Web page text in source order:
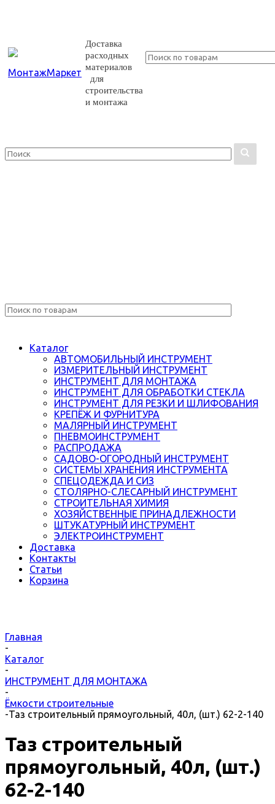
Доставка
расходных
материалов
для
строительства
и монтажа
Каталог
АВТОМОБИЛЬНЫЙ ИНСТРУМЕНТ
ИЗМЕРИТЕЛЬНЫЙ ИНСТРУМЕНТ
ИНСТРУМЕНТ ДЛЯ МОНТАЖА
ИНСТРУМЕНТ ДЛЯ ОБРАБОТКИ СТЕКЛА
ИНСТРУМЕНТ ДЛЯ РЕЗКИ И ШЛИФОВАНИЯ
КРЕПЁЖ И ФУРНИТУРА
МАЛЯРНЫЙ ИНСТРУМЕНТ
ПНЕВМОИНСТРУМЕНТ
РАСПРОДАЖА
САДОВО-ОГОРОДНЫЙ ИНСТРУМЕНТ
СИСТЕМЫ ХРАНЕНИЯ ИНСТРУМЕНТА
СПЕЦОДЕЖДА И СИЗ
СТОЛЯРНО-СЛЕСАРНЫЙ ИНСТРУМЕНТ
СТРОИТЕЛЬНАЯ ХИМИЯ
ХОЗЯЙСТВЕННЫЕ ПРИНАДЛЕЖНОСТИ
ШТУКАТУРНЫЙ ИНСТРУМЕНТ
ЭЛЕКТРОИНСТРУМЕНТ
Доставка
Контакты
Статьи
Корзина
Главная
-
Каталог
-
ИНСТРУМЕНТ ДЛЯ МОНТАЖА
-
Ёмкости строительные
-Таз строительный прямоугольный, 40л, (шт.) 62-2-140
Таз строительный
прямоугольный, 40л, (шт.)
62-2-140